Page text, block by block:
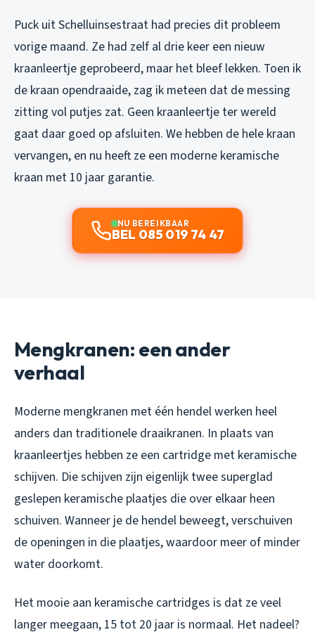
Puck uit Schelluinsestraat had precies dit probleem
vorige maand. Ze had zelf al drie keer een nieuw
kraanleertje geprobeerd, maar het bleef lekken. Toen ik
de kraan opendraaide, zag ik meteen dat de messing
zitting vol putjes zat. Geen kraanleertje ter wereld
gaat daar goed op afsluiten. We hebben de hele kraan
vervangen, en nu heeft ze een moderne keramische
kraan met 10 jaar garantie.
NU BEREIKBAAR
BEL 085 019 74 47
Mengkranen: een ander
verhaal
Moderne mengkranen met één hendel werken heel
anders dan traditionele draaikranen. In plaats van
kraanleertjes hebben ze een cartridge met keramische
schijven. Die schijven zijn eigenlijk twee superglad
geslepen keramische plaatjes die over elkaar heen
schuiven. Wanneer je de hendel beweegt, verschuiven
de openingen in die plaatjes, waardoor meer of minder
water doorkomt.
Het mooie aan keramische cartridges is dat ze veel
langer meegaan, 15 tot 20 jaar is normaal. Het nadeel?